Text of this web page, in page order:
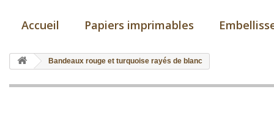
Accueil Papiers imprimables
Bandeaux rouge et turquoise rayés de blanc